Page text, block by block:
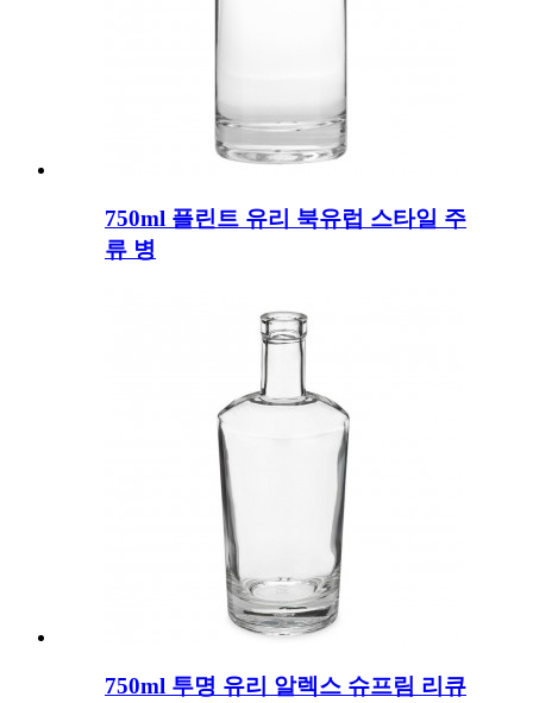
750ml 플린트 유리 북유럽 스타일 주
류 병
750ml 투명 유리 알렉스 슈프림 리큐